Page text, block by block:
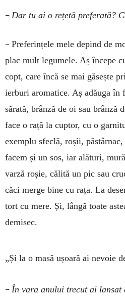
– Dar tu ai o rețetă preferată?
– Preferințele mele depind de
plac mult legumele. Aș începe
copt, care încă se mai găsește
ierburi aromatice. Aș adăuga în
sărată, brânză de oi sau brânză
face o rață la cuptor, cu o
exemplu sfeclă, roșii,
facem și un sos, iar alături,
varză roșie, călită un pic sau
căci merge bine cu rața. La
tort cu mere. Și, lângă toate
demisec.
„Și la o masă ușoară ai nevoie
– În vara anului trecut ai lansat